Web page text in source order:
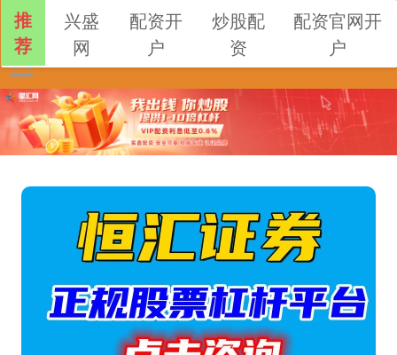
推
荐
兴盛
网
配资开
户
炒股配
资
配资官网开
户